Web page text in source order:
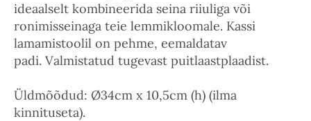
ideaalselt kombineerida seina riiuliga või
ronimisseinaga teie lemmikloomale. Kassi
lamamistoolil on pehme, eemaldatav
padi. Valmistatud tugevast puitlaastplaadist.
Üldmõõdud: Ø34cm x 10,5cm (h) (ilma
kinnituseta).